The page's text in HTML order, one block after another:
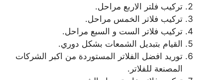
تركيب فلتر الاربع مراحل.
تركيب فلاتر الخمس مراحل.
تركيب فلاتر الست و السبع مراحل.
القيام بتبديل الشمعات بشكل دوري.
توريد افضل الفلاتر المستوردة من اكبر الشركات
المصنعة للفلاتر.